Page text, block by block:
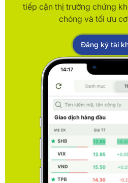
tiếp cận thị trường chứng
chóng và tối ưu
Đăng ký tài